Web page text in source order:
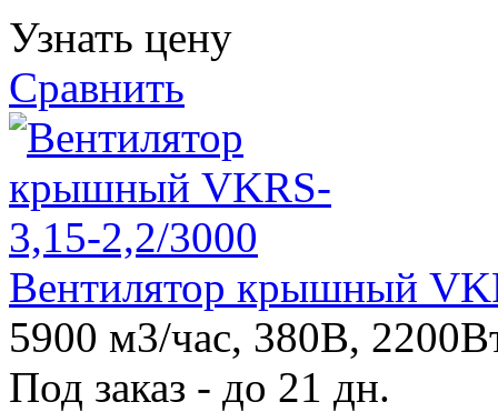
Узнать цену
Сравнить
Вентилятор крышный
5900 м3/час, 380В,
Под заказ - до 21 дн.